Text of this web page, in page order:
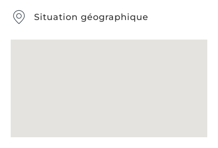
Situation géographique